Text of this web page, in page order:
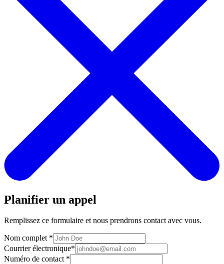
Planifier un appel
Remplissez ce formulaire et nous prendrons contact avec vous.
Nom complet *
Courrier électronique*
Numéro de contact *